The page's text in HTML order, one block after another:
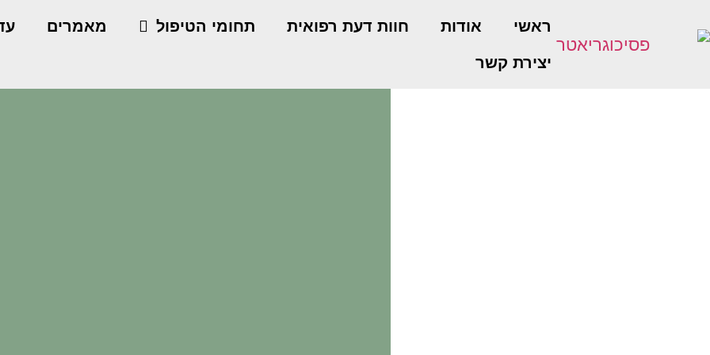
ראשי אודות חוות דעת רפואית תחומי הטיפול מאמרים
יצירת קשר